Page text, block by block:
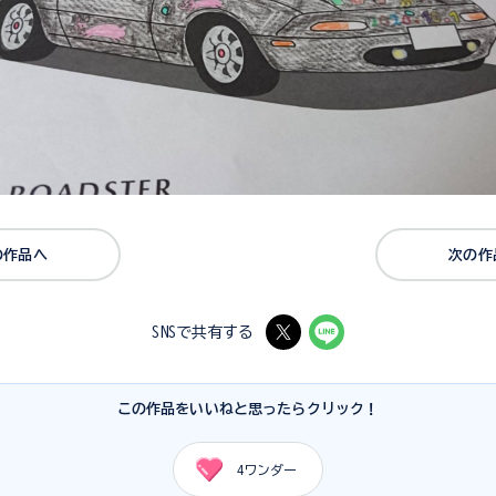
作品へ 次の作
SNSで共有する
この作品をいいねと思ったらクリック！
4ワンダー